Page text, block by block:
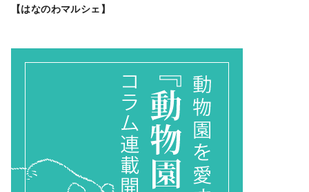
【はなのわマルシェ】